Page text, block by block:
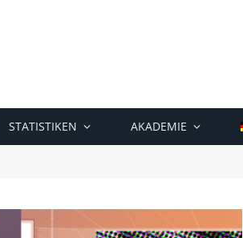
STATISTIKEN AKADEMIE